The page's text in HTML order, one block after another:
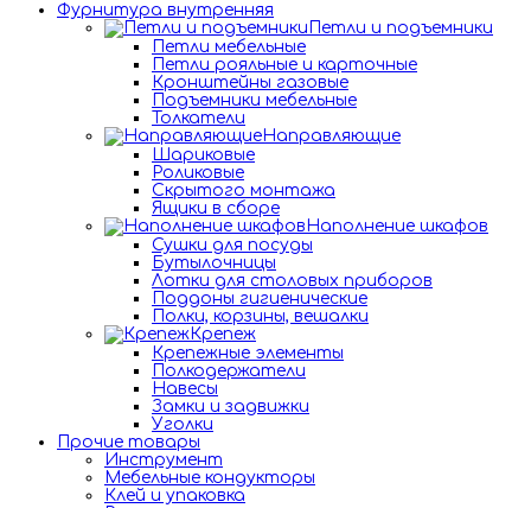
Фурнитура внутренняя
Петли и подъемники
Петли мебельные
Петли рояльные и карточные
Кронштейны газовые
Подъемники мебельные
Толкатели
Направляющие
Шариковые
Роликовые
Скрытого монтажа
Ящики в сборе
Наполнение шкафов
Сушки для посуды
Бутылочницы
Лотки для столовых приборов
Поддоны гигиенические
Полки, корзины, вешалки
Крепеж
Крепежные элементы
Полкодержатели
Навесы
Замки и задвижки
Уголки
Прочие товары
Инструмент
Мебельные кондукторы
Клей и упаковка